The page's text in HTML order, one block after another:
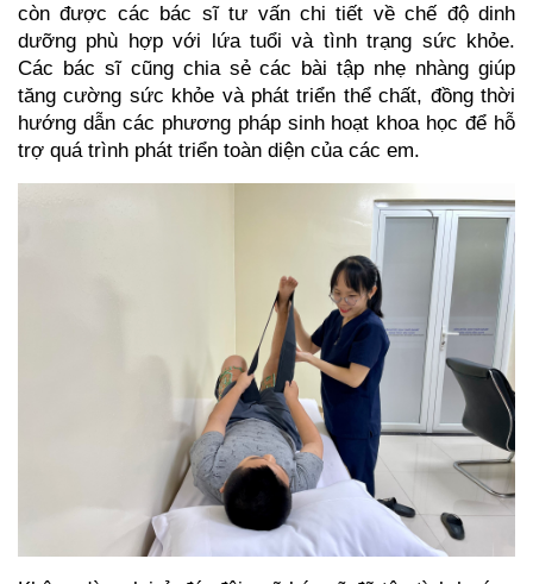
còn được các bác sĩ tư vấn chi tiết về chế độ dinh
dưỡng phù hợp với lứa tuổi và tình trạng sức khỏe.
Các bác sĩ cũng chia sẻ các bài tập nhẹ nhàng giúp
tăng cường sức khỏe và phát triển thể chất, đồng thời
hướng dẫn các phương pháp sinh hoạt khoa học để hỗ
trợ quá trình phát triển toàn diện của các em.